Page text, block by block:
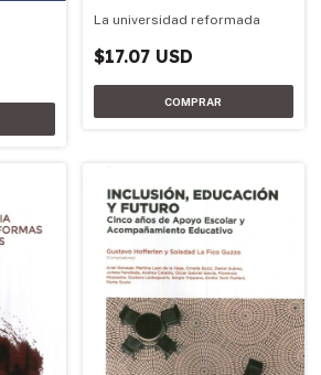
La universidad reformada
$17.07 USD